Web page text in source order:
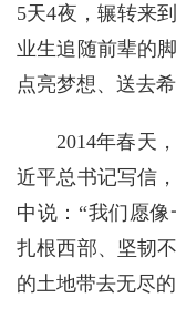
5天4夜，辗转来
业生追随前辈的
点亮梦想、送去希
2014年春天
近平总书记写信
中说：“我们愿
扎根西部、坚韧
的土地带去无尽